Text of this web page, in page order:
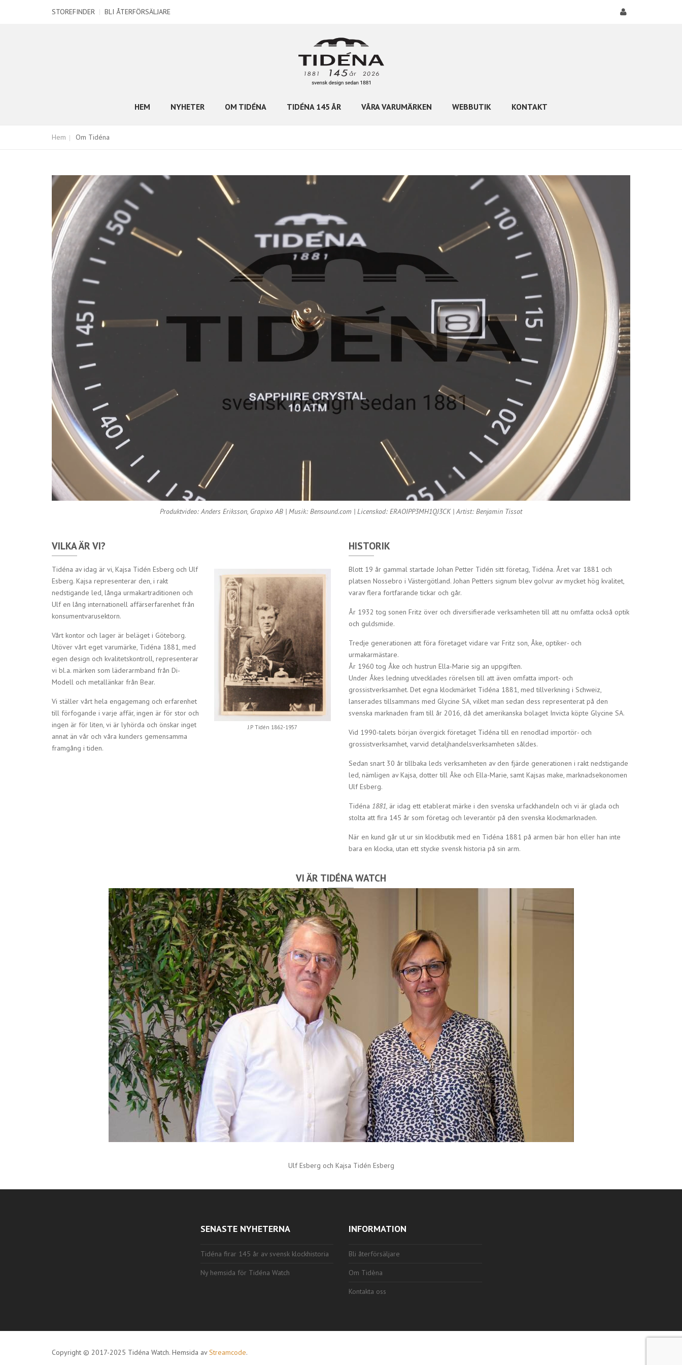
STOREFINDER | BLI ÅTERFÖRSÄLJARE
HEM NYHETER OM TIDÉNA TIDÉNA 145 ÅR VÅRA VARUMÄRKEN WEBBUTIK KONTAKT
Hem Om Tidéna
Produktvideo: Anders Eriksson, Grapixo AB | Musik: Bensound.com | Licenskod: ERAOIPP3MH1QJ3CK | Artist: Benjamin Tissot
VILKA ÄR VI?
J.P Tidén 1862-1957
Tidéna av idag är vi, Kajsa Tidén Esberg och Ulf
Esberg. Kajsa representerar den, i rakt
nedstigande led, långa urmakartraditionen och
Ulf en lång internationell affärserfarenhet från
konsumentvarusektorn.
Vårt kontor och lager är beläget i Göteborg.
Utöver vårt eget varumärke, Tidéna 1881, med
egen design och kvalitetskontroll, representerar
vi bl.a. märken som läderarmband från Di-
Modell och metallänkar från Bear.
Vi ställer vårt hela engagemang och erfarenhet
till förfogande i varje affär, ingen är för stor och
ingen är för liten, vi är lyhörda och önskar inget
annat än vår och våra kunders gemensamma
framgång i tiden.
HISTORIK
Blott 19 år gammal startade Johan Petter Tidén sitt företag, Tidéna. Året var 1881 och
platsen Nossebro i Västergötland. Johan Petters signum blev golvur av mycket hög kvalitet,
varav flera fortfarande tickar och går.
År 1932 tog sonen Fritz över och diversifierade verksamheten till att nu omfatta också optik
och guldsmide.
Tredje generationen att föra företaget vidare var Fritz son, Åke, optiker- och
urmakarmästare.
År 1960 tog Åke och hustrun Ella-Marie sig an uppgiften.
Under Åkes ledning utvecklades rörelsen till att även omfatta import- och
grossistverksamhet. Det egna klockmärket Tidéna 1881, med tillverkning i Schweiz,
lanserades tillsammans med Glycine SA, vilket man sedan dess representerat på den
svenska marknaden fram till år 2016, då det amerikanska bolaget Invicta köpte Glycine SA.
Vid 1990-talets början övergick företaget Tidéna till en renodlad importör- och
grossistverksamhet, varvid detaljhandelsverksamheten såldes.
Sedan snart 30 år tillbaka leds verksamheten av den fjärde generationen i rakt nedstigande
led, nämligen av Kajsa, dotter till Åke och Ella-Marie, samt Kajsas make, marknadsekonomen
Ulf Esberg.
Tidéna 1881, är idag ett etablerat märke i den svenska urfackhandeln och vi är glada och
stolta att fira 145 år som företag och leverantör på den svenska klockmarknaden.
När en kund går ut ur sin klockbutik med en Tidéna 1881 på armen bär hon eller han inte
bara en klocka, utan ett stycke svensk historia på sin arm.
VI ÄR TIDÉNA WATCH
Ulf Esberg och Kajsa Tidén Esberg
SENASTE NYHETERNA
Tidéna firar 145 år av svensk klockhistoria
Ny hemsida för Tidéna Watch
INFORMATION
Bli återförsäljare
Om Tidèna
Kontakta oss
Copyright © 2017-2025 Tidéna Watch. Hemsida avStreamcode.